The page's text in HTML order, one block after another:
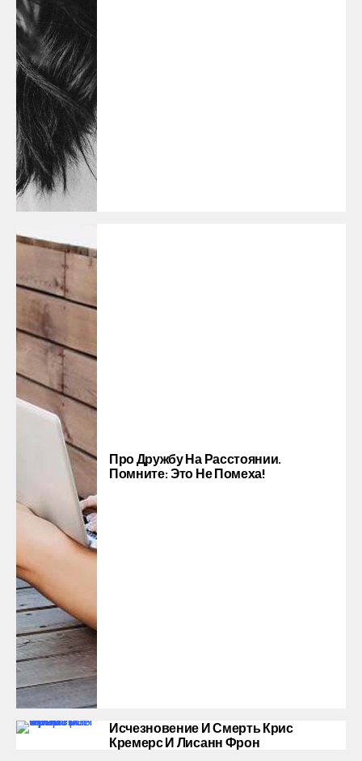
Про Дружбу На Расстоянии.
Помните: Это Не Помеха!
Исчезновение И Смерть Крис
Кремерс И Лисанн Фрон